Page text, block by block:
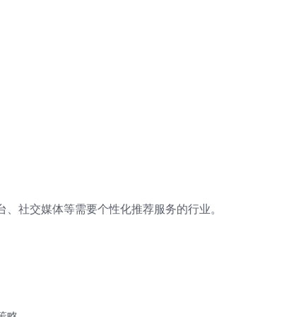
社交媒体等需要个性化推荐服务的行业。